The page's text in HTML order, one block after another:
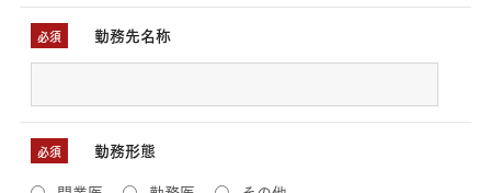
必須 勤務先名称
必須 勤務形態